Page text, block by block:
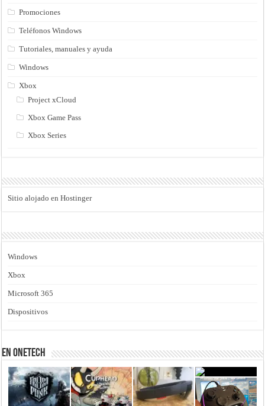
Promociones
Teléfonos Windows
Tutoriales, manuales y ayuda
Windows
Xbox
Project xCloud
Xbox Game Pass
Xbox Series
Sitio alojado en Hostinger
Windows
Xbox
Microsoft 365
Dispositivos
En Onetech